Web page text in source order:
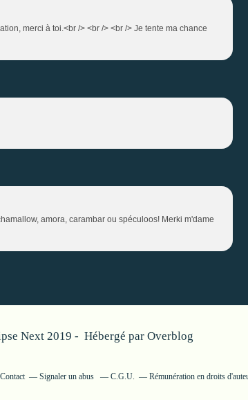
merci à toi.<br /> <br /> <br /> Je tente ma chance
amora, carambar ou spéculoos! Merki m'dame
Next 2019 - Hébergé par Overblog
Contact Signaler un abus C.G.U. Rémunération en droits